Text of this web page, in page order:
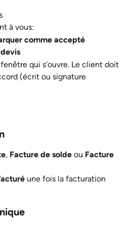
à vous:
comme accepté
qui s'ouvre. Le client doit
(écrit ou signature
, Facture de solde ou Facture
une fois la facturation